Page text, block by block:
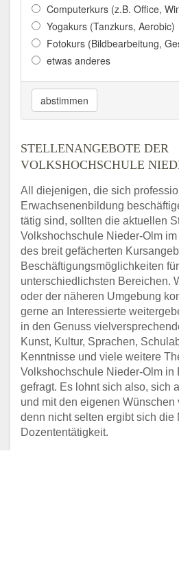
Computerkurs (z.B. Office,
Yogakurs (Tanzkurs, Aerobic)
Fotokurs (Bildbearbeitung,
etwas anderes
abstimmen
STELLENANGEBOTE DER
VOLKSHOCHSCHULE
All diejenigen, die sich
Erwachsenenbildung
tätig sind, sollten die aktuellen
Volkshochschule Nieder-Olm
des breit gefächerten
Beschäftigungsmöglichkeiten
unterschiedlichsten Bereichen.
oder der näheren Umgebung
gerne an Interessierte
in den Genuss
Kunst, Kultur, Sprachen,
Kenntnisse und viele weitere
Volkshochschule Nieder-Olm in
gefragt. Es lohnt sich also, sich
und mit den eigenen Wünschen
denn nicht selten ergibt sich die
Dozententätigkeit.